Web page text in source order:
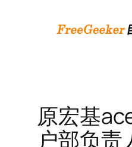
原宏基
户部负责